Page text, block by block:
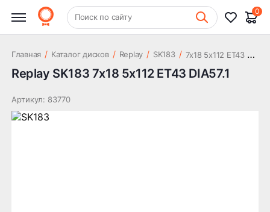
+7 (831) 261-35-35 Шиномонтаж
Поиск по сайту
0
Главная / Каталог дисков / Replay / SK183 / 7
x18 5x112 ET43 DIA57.1
Replay SK183 7x18 5x112 ET43 DIA57.1
Артикул: 83770